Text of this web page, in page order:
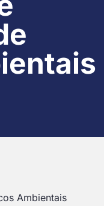
Ambientais